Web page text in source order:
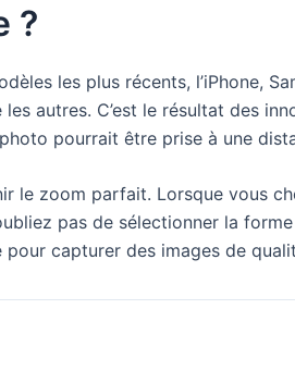
?
les plus récents, l’iPhone,
autres. C’est le résultat des
pourrait être prise à une
le zoom parfait. Lorsque vous
pas de sélectionner la
pour capturer des images de